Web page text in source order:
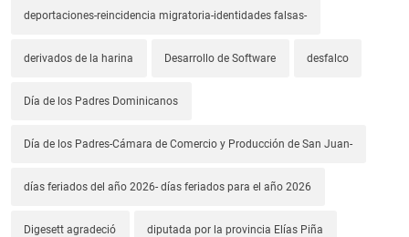
deportaciones-reincidencia migratoria-identidades falsas-
derivados de la harina Desarrollo de Software desfalco
Día de los Padres Dominicanos
Día de los Padres-Cámara de Comercio y Producción de San Juan-
días feriados del año 2026- días feriados para el año 2026
Digesett agradeció diputada por la provincia Elías Piña